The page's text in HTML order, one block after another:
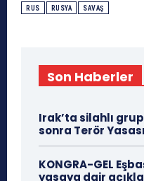
RUS RUSYA SAVAŞ
Son Haberler
Irak’ta silahlı
sonra Terör
KONGRA-GEL
yasaya dair